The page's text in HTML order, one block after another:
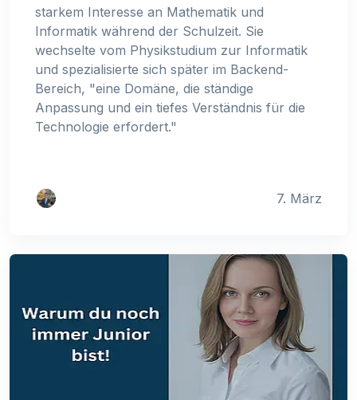
starkem Interesse an Mathematik und
Informatik während der Schulzeit. Sie
wechselte vom Physikstudium zur Informatik
und spezialisierte sich später im Backend-
Bereich, "eine Domäne, die ständige
Anpassung und ein tiefes Verständnis für die
Technologie erfordert."
7. März